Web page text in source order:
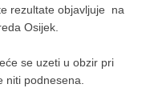
rezultate objavljuje na
Osijek.
se uzeti u obzir pri
niti podnesena.